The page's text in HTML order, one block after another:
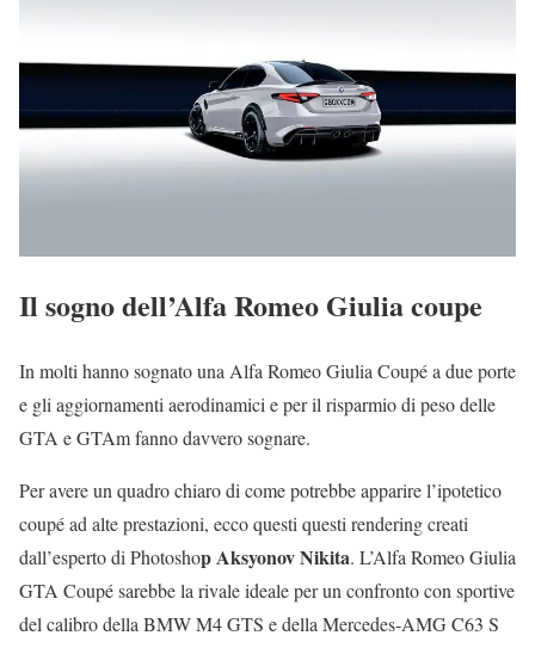
Il sogno dell’Alfa Romeo Giulia coupe
In molti hanno sognato una Alfa Romeo Giulia Coupé a due porte
e gli aggiornamenti aerodinamici e per il risparmio di peso delle
GTA e GTAm fanno davvero sognare.
Per avere un quadro chiaro di come potrebbe apparire l’ipotetico
coupé ad alte prestazioni, ecco questi questi rendering creati
dall’esperto di Photoshop Aksyonov Nikita. L’Alfa Romeo Giulia
GTA Coupé sarebbe la rivale ideale per un confronto con sportive
del calibro della BMW M4 GTS e della Mercedes-AMG C63 S